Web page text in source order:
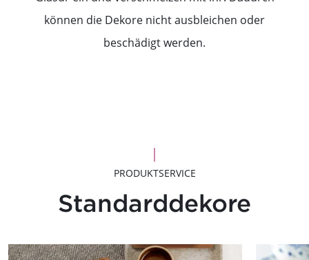
können die Dekore nicht ausbleichen oder
beschädigt werden.
PRODUKTSERVICE
Standarddekore